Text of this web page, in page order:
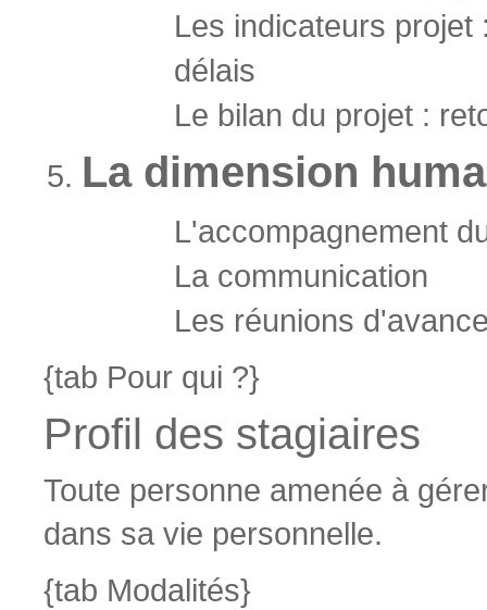
Les indicateurs
délais
Le bilan du projet :
La dimension
L'accompagnement
La communication
Les réunions
{tab Pour qui ?}
Profil des stagiaires
Toute personne amenée à
dans sa vie personnelle.
{tab Modalités}